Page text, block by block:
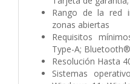
Rango de la red
zonas abiertas
Requisitos
Type-A; Bluetooth®
Resolución Hasta
Sistemas